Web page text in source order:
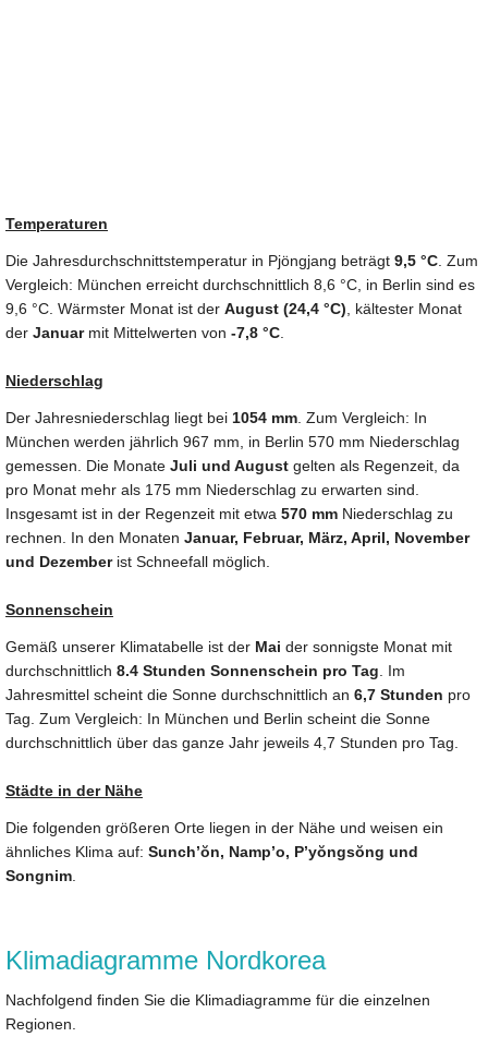
Temperaturen
Die Jahresdurchschnittstemperatur in Pjöngjang beträgt 9,5 °C. Zum
Vergleich: München erreicht durchschnittlich 8,6 °C, in Berlin sind es
9,6 °C. Wärmster Monat ist der August (24,4 °C), kältester Monat
der Januarmit Mittelwerten von -7,8 °C.
Niederschlag
Der Jahresniederschlag liegt bei 1054 mm. Zum Vergleich: In
München werden jährlich 967 mm, in Berlin 570 mm Niederschlag
gemessen. Die Monate Juli und August gelten als Regenzeit, da
pro Monat mehr als 175 mm Niederschlag zu erwarten sind.
Insgesamt ist in der Regenzeit mit etwa 570 mm Niederschlag zu
rechnen. In den Monaten Januar, Februar, März, April, November
und Dezemberist Schneefall möglich.
Sonnenschein
Gemäß unserer Klimatabelle ist der Mai der sonnigste Monat mit
durchschnittlich 8.4 Stunden Sonnenschein pro Tag. Im
Jahresmittel scheint die Sonne durchschnittlich an 6,7 Stunden pro
Tag. Zum Vergleich: In München und Berlin scheint die Sonne
durchschnittlich über das ganze Jahr jeweils 4,7 Stunden pro Tag.
Städte in der Nähe
Die folgenden größeren Orte liegen in der Nähe und weisen ein
ähnliches Klima auf: Sunch’ŏn, Namp’o, P’yŏngsŏng und
Songnim.
Klimadiagramme Nordkorea
Nachfolgend finden Sie die Klimadiagramme für die einzelnen
Regionen.